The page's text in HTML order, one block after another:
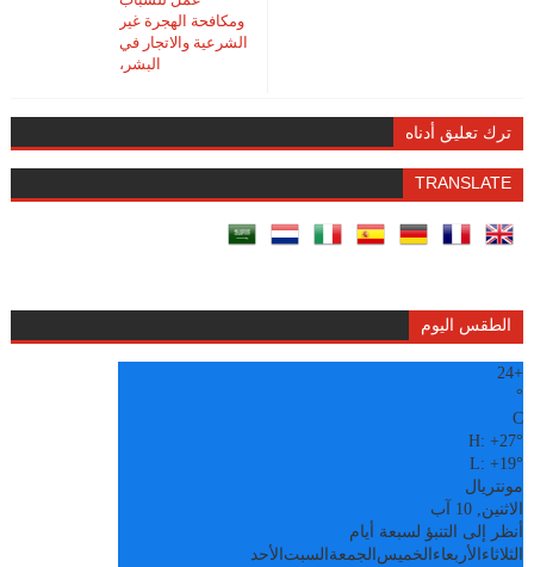
ومكافحة الهجرة غير
الشرعية والاتجار في
البشر،
ترك تعليق أدناه
TRANSLATE
الطقس اليوم
+
24
°
C
H:+27°
L:+19°
مونتريال
الاثنين, 10 آب
أنظر إلى التنبؤ لسبعة أيام
الثلاثاء الأربعاء الخميس الجمعة السبت الأحد